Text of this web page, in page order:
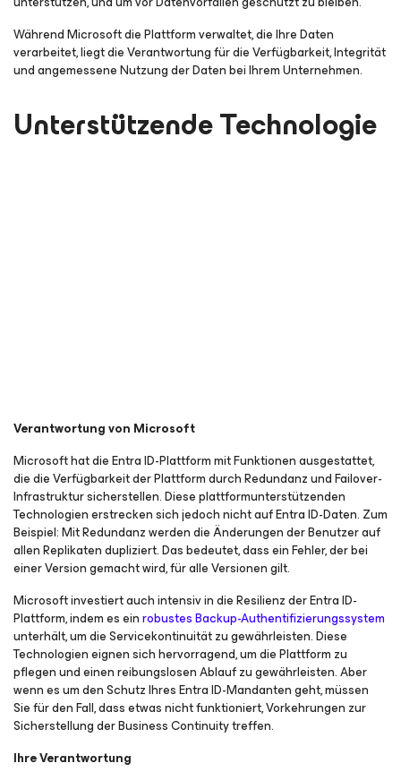
Während Microsoft die Plattform verwaltet, die Ihre Daten
verarbeitet, liegt die Verantwortung für die Verfügbarkeit, Integrität
und angemessene Nutzung der Daten bei Ihrem Unternehmen.
Unterstützende Technologie
Verantwortung von Microsoft
Microsoft hat die Entra ID-Plattform mit Funktionen ausgestattet,
die die Verfügbarkeit der Plattform durch Redundanz und Failover-
Infrastruktur sicherstellen. Diese plattformunterstützenden
Technologien erstrecken sich jedoch nicht auf Entra ID-Daten. Zum
Beispiel: Mit Redundanz werden die Änderungen der Benutzer auf
allen Replikaten dupliziert. Das bedeutet, dass ein Fehler, der bei
einer Version gemacht wird,für alle Versionen gilt.
Microsoft investiert auch intensiv in die Resilienz der Entra ID-
Plattform, indem es einrobustes Backup-Authentifizierungssystem
unterhält, um die Servicekontinuität zu gewährleisten. Diese
Technologien eignen sich hervorragend, um die Plattform zu
pflegen und einen reibungslosen Ablauf zu gewährleisten. Aber
wenn es um den Schutz Ihres Entra ID-Mandanten geht, müssen
Sie für den Fall, dass etwas nicht funktioniert, Vorkehrungen zur
Sicherstellung der Business Continuity treffen.
Ihre Verantwortung